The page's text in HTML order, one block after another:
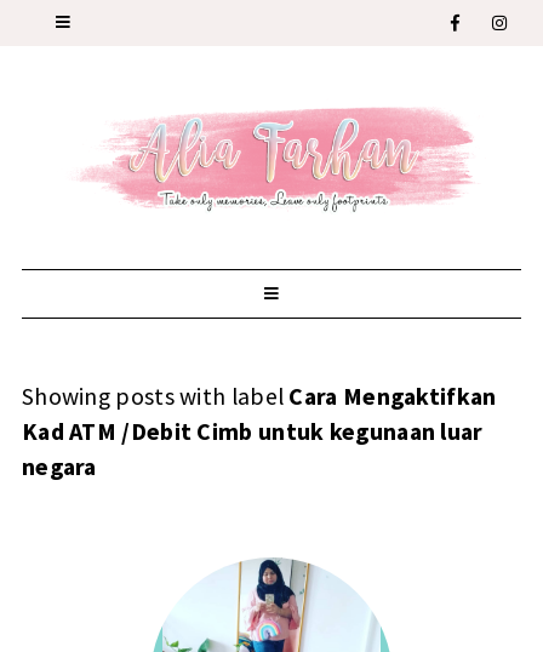
Showing posts with label Cara Mengaktifkan
Kad ATM /Debit Cimb untuk kegunaan luar
negara